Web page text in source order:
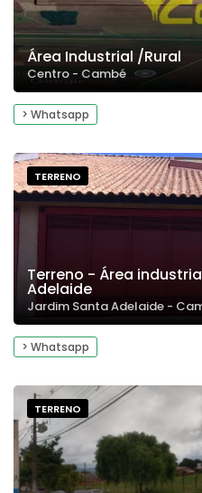
Área Industrial /Rural
Centro - Cambé
> Whatsapp
TERRENO
Terreno - Área
Adelaide
Jardim Santa Adelaide -
> Whatsapp
TERRENO